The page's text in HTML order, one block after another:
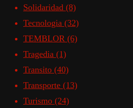
Solidaridad (8)
Tecnologia (32)
TEMBLOR (6)
Tragedia (1)
Transito (40)
Transporte (13)
Turismo (24)